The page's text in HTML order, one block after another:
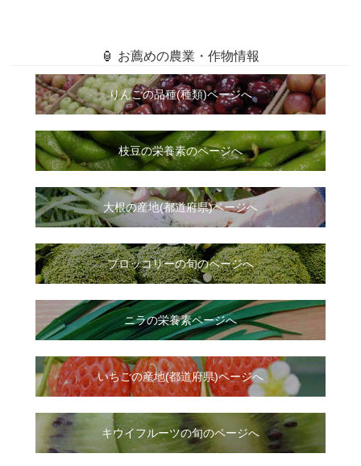
🏮 お薦めの農業・作物情報
りんごの品種(種類)ページへ
枝豆の栄養素のページへ
大根の産地(都道府県)ページへ
ブロッコリーの旬のページへ
ニラの栄養素ページへ
いちごの産地(都道府県)ページへ
キウイフルーツの旬のページへ